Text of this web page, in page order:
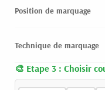
Position de marquage
Technique de marquage
Etape 3 : Choisir